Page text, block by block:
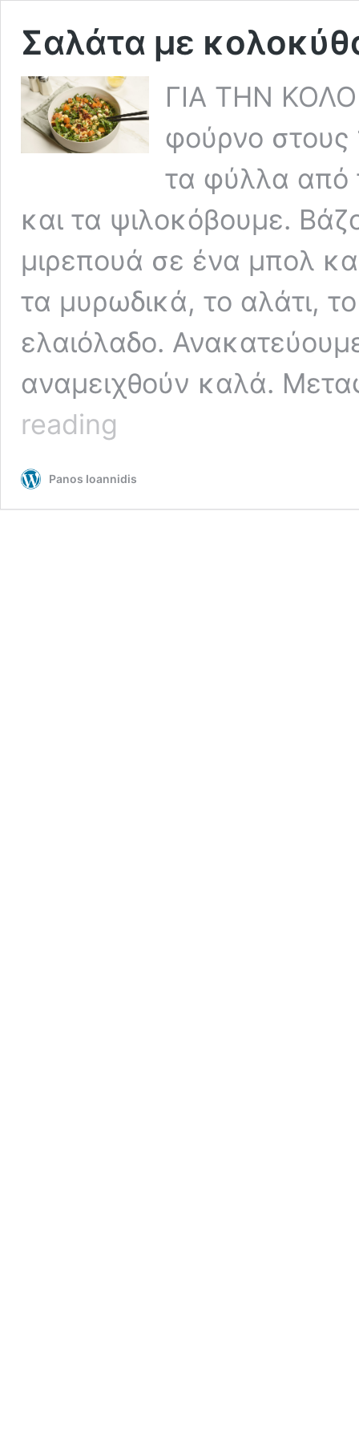
Σαλάτα με
ΓΙΑ ΤΗΝ
φούρνο στους
τα φύλλα από
και τα ψιλοκόβουμε.
μιρεπουά σε ένα μπολ
τα μυρωδικά, το αλάτι, το
ελαιόλαδο.
αναμειχθούν καλά.
reading
ρεβίθια
Panos Ioannidis